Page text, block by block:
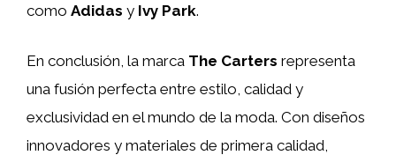
como Adidas y Ivy Park.
En conclusión, la marca The Carters representa
una fusión perfecta entre estilo, calidad y
exclusividad en el mundo de la moda. Con diseños
innovadores y materiales de primera calidad,